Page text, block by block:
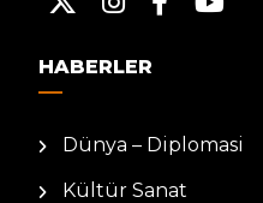
HABERLER
Dünya – Diplomasi
Kültür Sanat